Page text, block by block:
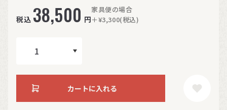
税込 38,500 円
家具便の場合
＋¥3,300(税込)
カートに入れる